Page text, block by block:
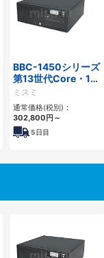
BBC-1450シリーズ
第13世代Core・12
世代Celeron対応小
型フロアマウント
4PCIe
ミスミ
通常価格(税別)：
302,800円～
5日目